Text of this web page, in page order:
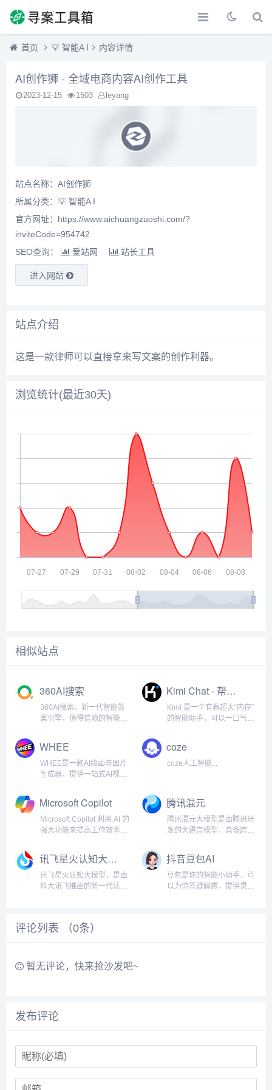
首页 💡 智能A I 内容详情
AI创作狮 - 全域电商内容AI创作工具
2023-12-15 1503 leyang
站点名称：AI创作狮
所属分类： 💡 智能A I
官方网址：https://www.aichuangzuoshi.com/?
inviteCode=954742
SEO查询：
爱站网 站长工具
进入网站
站点介绍
这是一款律师可以直接拿来写文案的创作利器。
浏览统计(最近30天)
相似站点
360AI搜索
360AI搜索，新一代智能答
案引擎，值得信赖的智能搜
面的答案。AI对用户提问进
行精准语义分析，并通过追
问获取更多有价值信息，将
Kimi Chat - 帮你看更大的世界
Kimi 是一个有着超大“内存”
的智能助手，可以一口气读
Kimi Chat - Moonshot AI 出
品的智能助手...
WHEE
WHEE是一款AI绘画与图片
生成器，提供一站式AI视觉
一应俱全。使用门槛低，用
户只需用自然语言表述需
求，就能轻松上手。在画廊
coze
coze人工智能...
Microsoft Copilot
Microsoft Copilot 利用 AI 的
强大功能来提高工作效率、
聊天体验帮助你更好地理解
信息。...
腾讯混元
腾讯混元大模型是由腾讯研
发的大语言模型，具备跨领
力，实现基于人机自然语言
对话的方式，理解用户指令
并执行任务，帮助用户实现
人获取信息，知识和灵
讯飞星火认知大模型
讯飞星火认知大模型，是由
科大讯飞推出的新一代认知
行任务，提供语言理解、知
种能力。...
抖音豆包AI
豆包是你的智能小助手，可
以为你答疑解惑，提供灵
评论列表 （0条）
暂无评论，快来抢沙发吧~
发布评论